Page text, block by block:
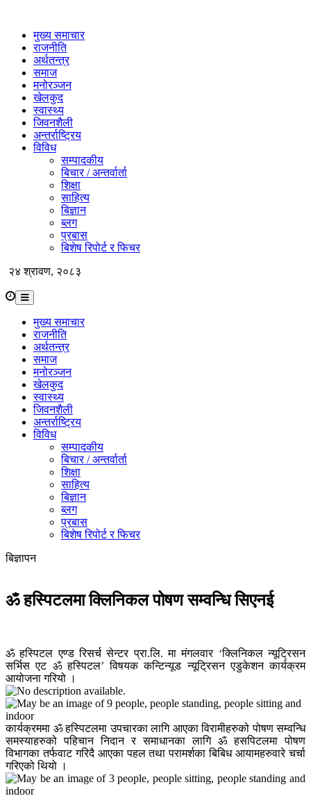
मुख्य समाचार
राजनीति
अर्थतन्त्र
समाज
मनोरञ्जन
खेलकुद
स्वास्थ्य
जिवनशैली
अन्तर्राष्ट्रिय
विविध
सम्पादकीय
बिचार / अन्तर्वार्ता
शिक्षा
साहित्य
बिज्ञान
ब्लग
प्रबास
बिशेष रिपोर्ट र फिचर
२४ श्रावण, २०८३
मुख्य समाचार
राजनीति
अर्थतन्त्र
समाज
मनोरञ्जन
खेलकुद
स्वास्थ्य
जिवनशैली
अन्तर्राष्ट्रिय
विविध
सम्पादकीय
बिचार / अन्तर्वार्ता
शिक्षा
साहित्य
बिज्ञान
ब्लग
प्रबास
बिशेष रिपोर्ट र फिचर
बिज्ञापन
ॐ हस्पिटलमा क्लिनिकल पोषण सम्वन्धि सिएनई
ॐ हस्पिटल एण्ड रिसर्च सेन्टर प्रा.लि. मा मंगलवार ‘क्लिनिकल न्यूट्रिसन
सर्भिस एट ॐ हस्पिटल’ विषयक कन्टिन्यूड न्यूट्रिसन एडुकेशन कार्यक्रम
आयोजना गरियो ।
कार्यक्रममा ॐ हस्पिटलमा उपचारका लागि आएका विरामीहरुको पोषण सम्वन्धि
समस्याहरुको पहिचान निदान र समाधानका लागि ॐ हसपिटलमा पोषण
विभागका तर्फवाट गरिदै आएका पहल तथा परामर्शका बिबिध आयामहरुवारे चर्चा
गरिएको थियो ।